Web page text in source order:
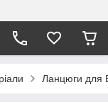
Ланцюги для